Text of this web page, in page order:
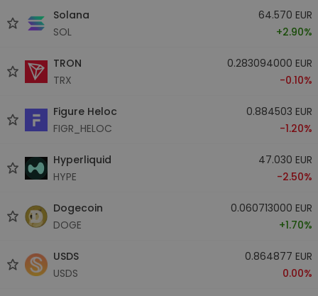
Solana
SOL
64.570 EUR
+2.90%
TRON
TRX
0.283094000 EUR
-0.10%
Figure Heloc
FIGR_HELOC
0.884503 EUR
-1.20%
Hyperliquid
HYPE
47.030 EUR
-2.50%
Dogecoin
DOGE
0.060713000 EUR
+1.70%
USDS
USDS
0.864877 EUR
0.00%